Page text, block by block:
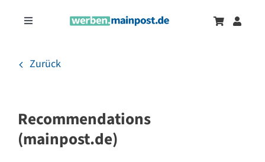
InhaltToggle
Onlinewerbung
Zurück
Recommendations
(mainpost.de)